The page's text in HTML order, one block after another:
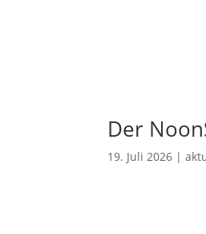
Der
19. Juli 2026 |